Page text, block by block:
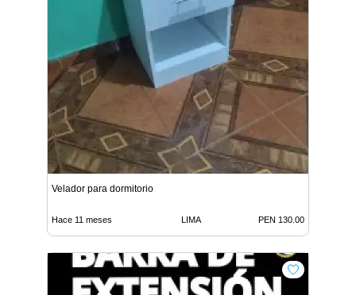
Velador para dormitorio
Hace 11 meses LIMA PEN 130.00